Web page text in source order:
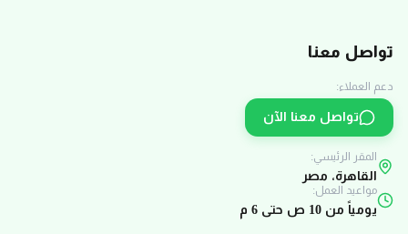
تواصل معنا
دعم العملاء:
تواصل معنا الآن
المقر الرئيسي:
القاهرة، مصر
مواعيد العمل:
يومياً من 10 ص حتى 6 م